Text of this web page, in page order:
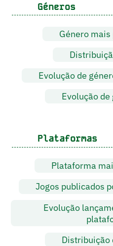
Géneros
Género
Evolução de
Evolução
Plataformas
Plataforma
Jogos publicados
Evolução
Distribuição